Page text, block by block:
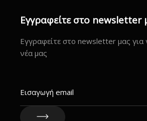
Εγγραφείτε στο newsletter
Εγγραφείτε στο newsletter μας για
νέα μας